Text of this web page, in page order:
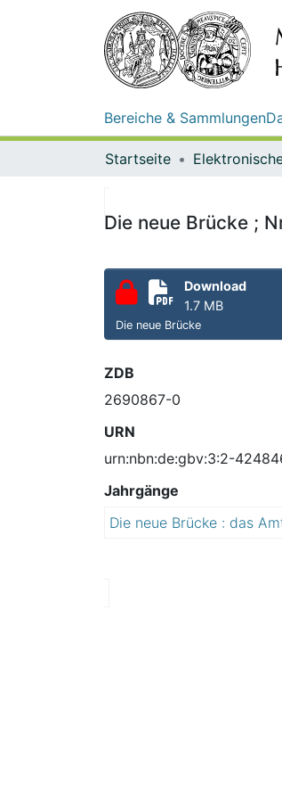
Bereiche & Sammlungen
Startseite
Die neue Brücke ;
Download
1.7 MB
Die neue Brücke
ZDB
2690867-0
URN
urn:nbn:de:gbv:3:2-
Jahrgänge